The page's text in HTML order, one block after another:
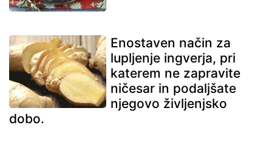
Enostaven način za
lupljenje ingverja, pri
katerem ne zapravite
ničesar in podaljšate
njegovo življenjsko
dobo.